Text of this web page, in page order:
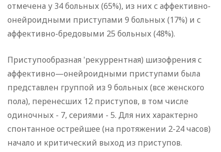
отмечена у 34 больных (65%), из них с аффективно-
онейроидными приступами 9 больных (17%) и с
аффективно-бредовыми 25 больных (48%).
Приступообразная 'рекуррентная) шизофрения с
аффектив­но—онейроидными приступами была
представлен группой из 9 больных (все женского
пола), перенесших 12 приступов, в том числе
одиночных - 7, сериями - 5. Для них характерно
спонтанное острейшее (на протяжении 2-24 часов)
начало и критический выход из приступов.